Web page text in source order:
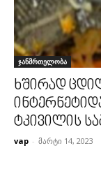
ჯანმრთელობა
ხშირად
ტკივილის
vap - მარტი 14, 2023